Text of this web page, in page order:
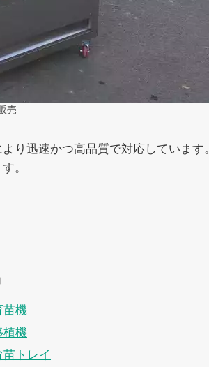
売
り迅速かつ高品質で対応していま
。
苗機
植機
苗トレイ